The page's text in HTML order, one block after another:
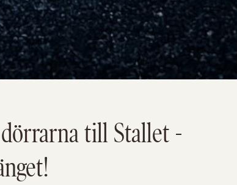
till Stallet -